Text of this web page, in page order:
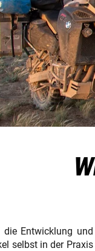
Entwicklung
selbst in der